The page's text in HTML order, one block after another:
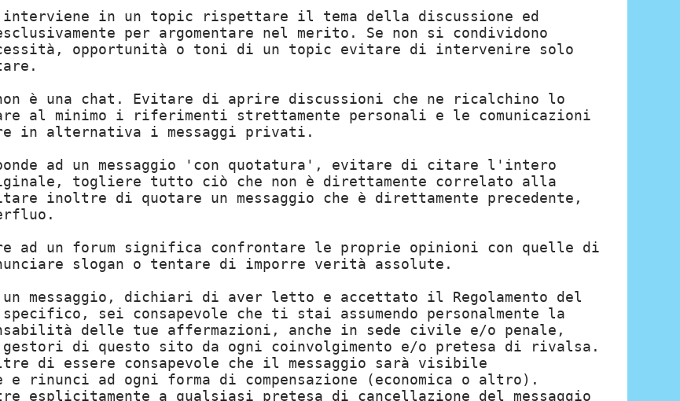
interviene in un topic rispettare il tema della discussione ed
per argomentare nel merito. Se non si condividono
opportunità o toni di un topic evitare di intervenire solo
è una chat. Evitare di aprire discussioni che ne ricalchino lo
al minimo i riferimenti strettamente personali e le comunicazioni
in alternativa i messaggi privati.
ad un messaggio 'con quotatura', evitare di citare l'intero
togliere tutto ciò che non è direttamente correlato alla
inoltre di quotare un messaggio che è direttamente precedente,
ad un forum significa confrontare le proprie opinioni con quelle di
slogan o tentare di imporre verità assolute.
un messaggio, dichiari di aver letto e accettato il Regolamento del
specifico, sei consapevole che ti stai assumendo personalmente la
delle tue affermazioni, anche in sede civile e/o penale,
gestori di questo sito da ogni coinvolgimento e/o pretesa di rivalsa.
di essere consapevole che il messaggio sarà visibile
e rinunci ad ogni forma di compensazione (economica o altro).
esplicitamente a qualsiasi pretesa di cancellazione del messaggio